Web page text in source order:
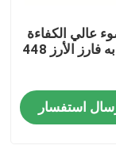
عالي الكفاءة
وموثوق به فارز الأرز 448
استفسار